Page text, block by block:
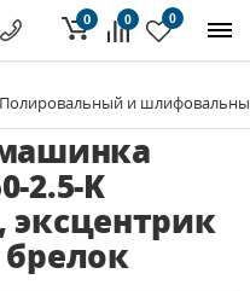
0 0
0
Полировальный и
2.5-K
эксцентрик